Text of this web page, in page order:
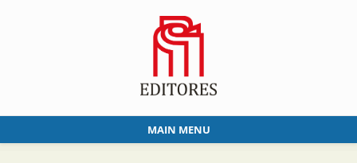
MAIN MENU